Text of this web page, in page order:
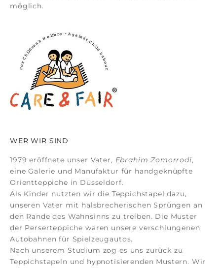
möglich.
WER WIR SIND
1979 eröffnete unser Vater, Ebrahim Zomorrodi,
eine Galerie und Manufaktur für handgeknüpfte
Orientteppiche in Düsseldorf.
Als Kinder nutzten wir die Teppichstapel dazu,
unseren Vater mit halsbrecherischen Sprüngen an
den Rande des Wahnsinns zu treiben. Die Muster
der Perserteppiche waren unsere verschlungenen
Autobahnen für Spielzeugautos.
Nach unserem Studium zog es uns zurück zu
Teppichstapeln und hypnotisierenden Mustern. Wir